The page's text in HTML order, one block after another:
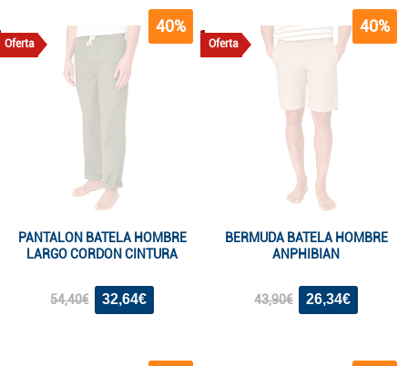
Oferta
40%
PANTALON BATELA HOMBRE
LARGO CORDON CINTURA
54,40€ 32,64€
Oferta
40%
BERMUDA BATELA HOMBRE
ANPHIBIAN
43,90€ 26,34€